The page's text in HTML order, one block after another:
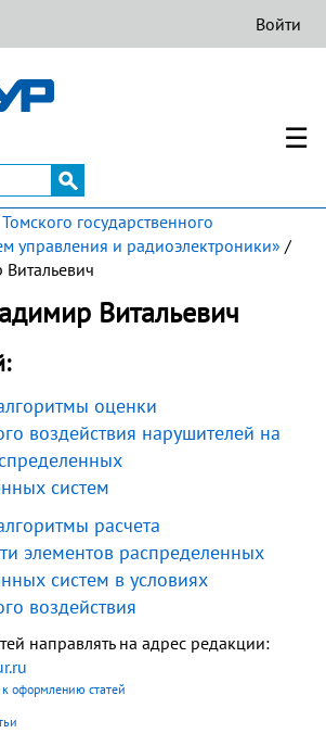
Войти
☰
государственного
управления и радиоэлектроники» /
Витальевич
оценки
воздействия нарушителей на
систем
расчета
элементов распределенных
систем в условиях
воздействия
направлять на адрес редакции:
оформлению статей